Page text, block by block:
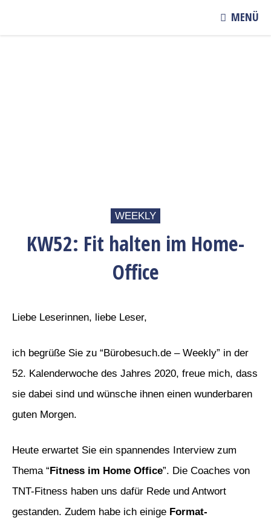
MENÜ
WEEKLY
KW52: Fit halten im Home-
Office
Liebe Leserinnen, liebe Leser,
ich begrüße Sie zu “Bürobesuch.de – Weekly” in der
52. Kalenderwoche des Jahres 2020, freue mich, dass
sie dabei sind und wünsche ihnen einen wunderbaren
guten Morgen.
Heute erwartet Sie ein spannendes Interview zum
Thema “Fitness im Home Office”. Die Coaches von
TNT-Fitness haben uns dafür Rede und Antwort
gestanden. Zudem habe ich einige Format-